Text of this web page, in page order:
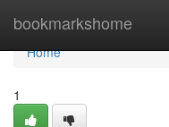
bookmarkshome
Home
Home
1